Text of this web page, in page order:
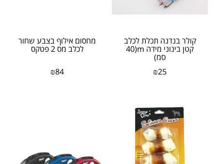
קולר בנדנה תכלת לכלב
קטן בינוני מידה m(40
סמ)
₪25
מחסום אילוף בצבע שחור
לכלב מס 2 פטקס
₪84